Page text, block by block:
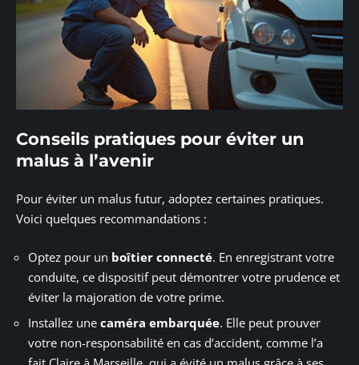
Conseils pratiques pour éviter un
malus à l’avenir
Pour éviter un malus futur, adoptez certaines pratiques.
Voici quelques recommandations :
Optez pour un boîtier connecté. En enregistrant votre
conduite, ce dispositif peut démontrer votre prudence et
éviter la majoration de votre prime.
Installez une caméra embarquée. Elle peut prouver
votre non-responsabilité en cas d’accident, comme l’a